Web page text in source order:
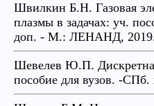
Швилкин Б.Н. Газовая
плазмы в задачах: уч.
доп. - М.: ЛЕНАНД,
Шевелев Ю.П.
пособие для вузов. -